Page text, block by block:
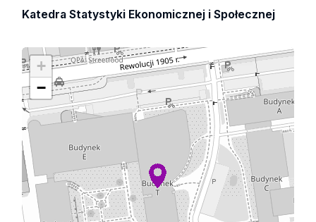
Katedra Statystyki Ekonomicznej i Społecznej
+
−